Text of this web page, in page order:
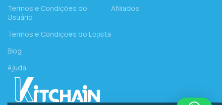
Termos e Condições do
Usuário
Termos e Condições do Lojista
Blog
Ajuda
Afiliados